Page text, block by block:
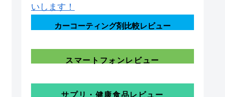
いします！
カーコーティング剤比較レビュー
スマートフォンレビュー
サプリ・健康食品レビュー